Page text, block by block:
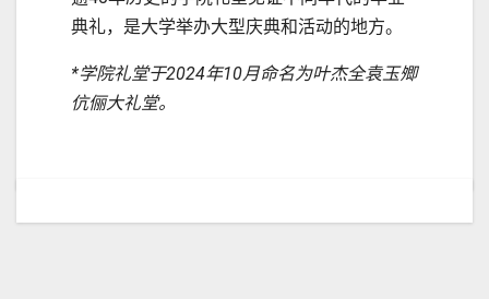
典礼，是大学举办大型庆典和活动的地方。
*学院礼堂于2024年10月命名为叶杰全袁玉𡖖
伉俪大礼堂。